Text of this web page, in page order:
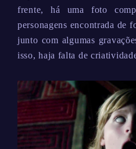
frente, há uma foto
personagens encontrada de
junto com algumas
isso, haja falta de